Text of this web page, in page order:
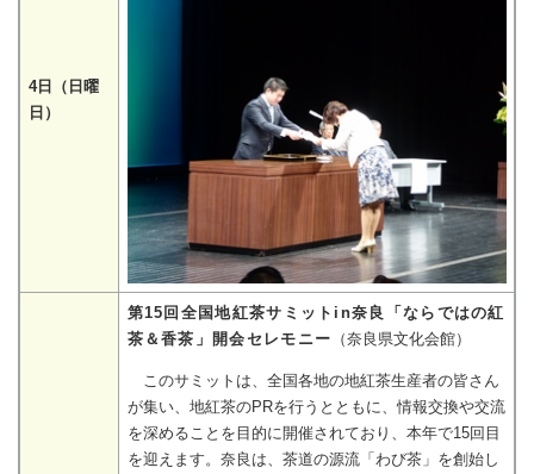
4日（日曜
日）
第15回全国地紅茶サミットin奈良「ならではの紅
茶＆香茶」開会セレモニー （奈良県文化会館）
このサミットは、全国各地の地紅茶生産者の皆さん
が集い、地紅茶のPRを行うとともに、情報交換や交流
を深めることを目的に開催されており、本年で15回目
を迎えます。奈良は、茶道の源流「わび茶」を創始し